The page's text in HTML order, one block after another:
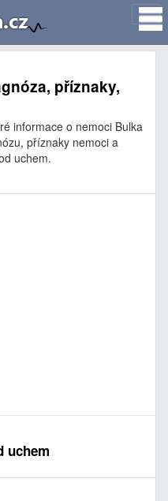
příznaky,
informace o nemoci Bulka
příznaky nemoci a
uchem.
uchem